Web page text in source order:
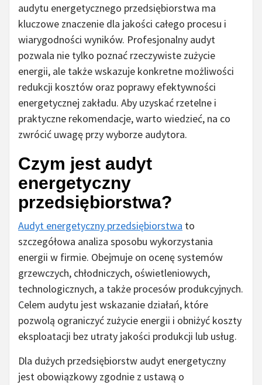
audytu energetycznego przedsiębiorstwa ma
kluczowe znaczenie dla jakości całego procesu i
wiarygodności wyników. Profesjonalny audyt
pozwala nie tylko poznać rzeczywiste zużycie
energii, ale także wskazuje konkretne możliwości
redukcji kosztów oraz poprawy efektywności
energetycznej zakładu. Aby uzyskać rzetelne i
praktyczne rekomendacje, warto wiedzieć, na co
zwrócić uwagę przy wyborze audytora.
Czym jest audyt
energetyczny
przedsiębiorstwa?
Audyt energetyczny przedsiębiorstwa to
szczegółowa analiza sposobu wykorzystania
energii w firmie. Obejmuje on ocenę systemów
grzewczych, chłodniczych, oświetleniowych,
technologicznych, a także procesów produkcyjnych.
Celem audytu jest wskazanie działań, które
pozwolą ograniczyć zużycie energii i obniżyć koszty
eksploatacji bez utraty jakości produkcji lub usług.
Dla dużych przedsiębiorstw audyt energetyczny
jest obowiązkowy zgodnie z ustawą o